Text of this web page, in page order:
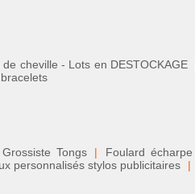
cheville - Lots en DESTOCKAGE
Grossiste Tongs | Foulard écharpe
personnalisés stylos publicitaires |